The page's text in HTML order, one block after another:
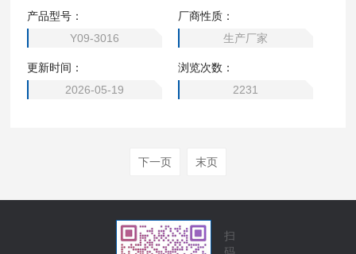
医院洁净手术室，汽车喷涂环境,微电子、生化制品、食品卫
生、精细化工、精密机械等生产和科研部门等。
产品型号：
Y09-3016
厂商性质：
生产厂家
更新时间：
2026-05-19
浏览次数：
2231
下一页 末页
扫